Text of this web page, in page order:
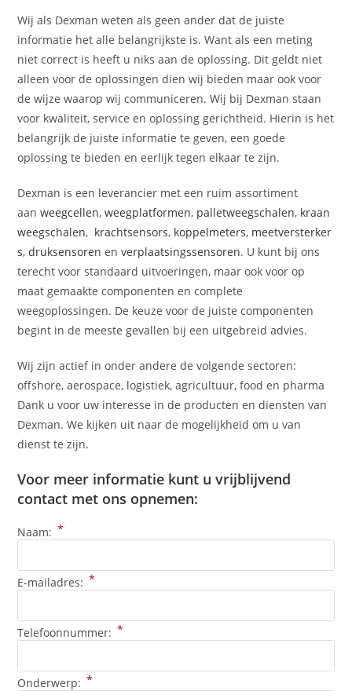
Wij als Dexman weten als geen ander dat de juiste
informatie het alle belangrijkste is. Want als een meting
niet correct is heeft u niks aan de oplossing. Dit geldt niet
alleen voor de oplossingen dien wij bieden maar ook voor
de wijze waarop wij communiceren. Wij bij Dexman staan
voor kwaliteit, service en oplossing gerichtheid. Hierin is het
belangrijk de juiste informatie te geven, een goede
oplossing te bieden en eerlijk tegen elkaar te zijn.
Dexman is een leverancier met een ruim assortiment
aanweegcellen,weegplatformen, palletweegschalen, kraan
weegschalen, krachtsensors, koppelmeters, meetversterker
s,druksensoren enverplaatsingssensoren. U kunt bij ons
terecht voor standaard uitvoeringen, maar ook voor op
maat gemaakte componenten en complete
weegoplossingen. De keuze voor de juiste componenten
begint in de meeste gevallen bij een uitgebreid advies.
Wij zijn actief in onder andere de volgende sectoren:
offshore, aerospace, logistiek, agricultuur, food en pharma
Dank u voor uw interesse in de producten en diensten van
Dexman. We kijken uit naar de mogelijkheid om u van
dienst te zijn.
Voor meer informatie kunt u vrijblijvend
contact met ons opnemen:
Naam: *
E-mailadres: *
Telefoonnummer: *
Onderwerp: *